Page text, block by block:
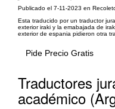
Publicado el 7-11-2023 en
Esta traducido por un traductor
exterior iraki y la emabajada de
exterior de espania pidieron otra
Pide Precio Gratis
Traductores
académico